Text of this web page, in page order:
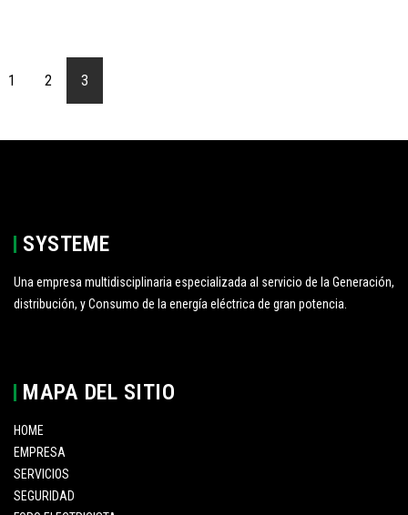
1 2 3
SYSTEME
Una empresa multidisciplinaria especializada al servicio de la Generación,
distribución, y Consumo de la energía eléctrica de gran potencia.
MAPA DEL SITIO
HOME
EMPRESA
SERVICIOS
SEGURIDAD